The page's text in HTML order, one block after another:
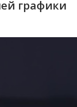
графики